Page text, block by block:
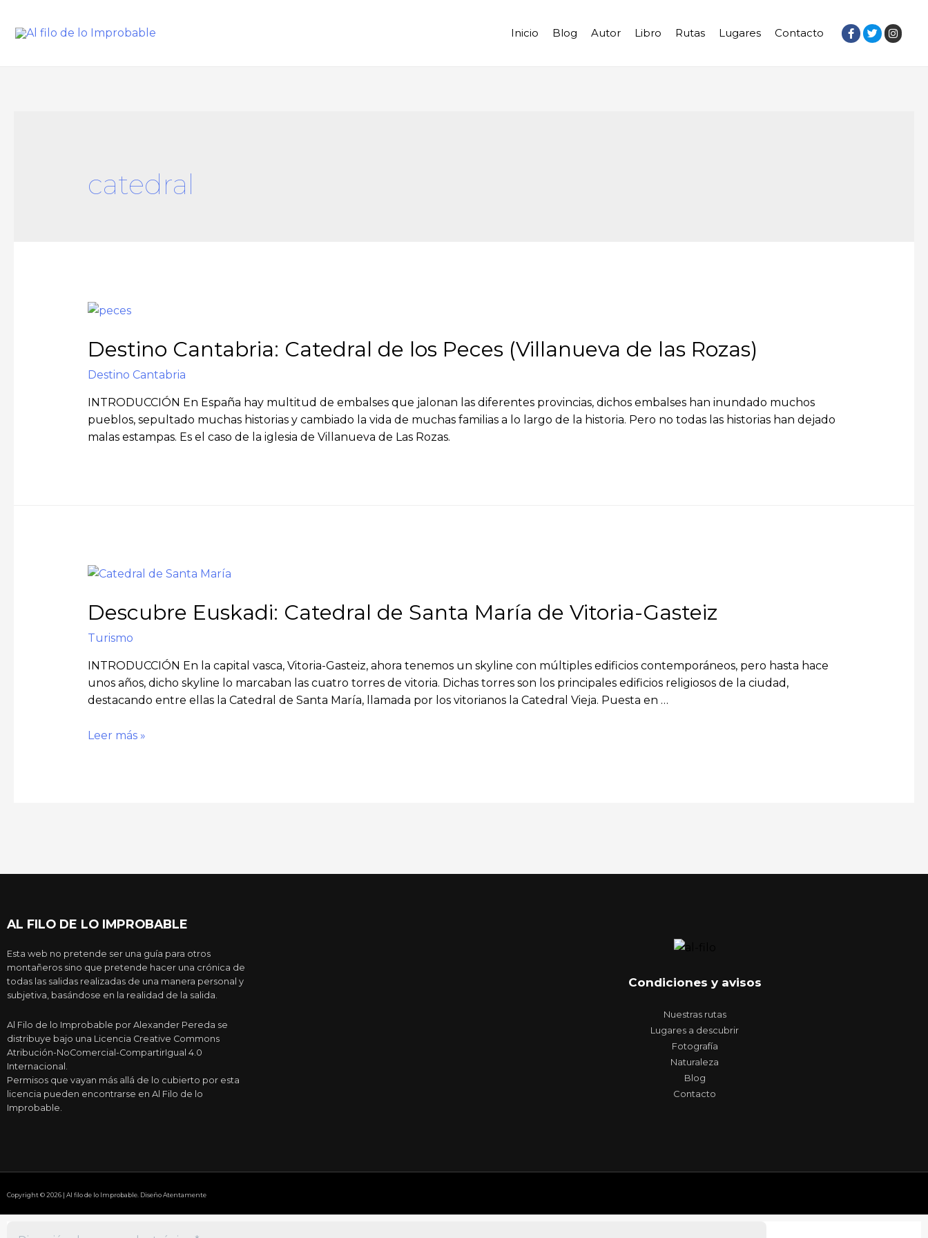
Inicio Blog Autor Libro Rutas Lugares Contacto
catedral
Destino Cantabria: Catedral de los Peces (Villanueva de las Rozas)
Destino Cantabria
INTRODUCCIÓN En España hay multitud de embalses que jalonan las diferentes provincias, dichos embalses han inundado muchos
pueblos, sepultado muchas historias y cambiado la vida de muchas familias a lo largo de la historia. Pero no todas las historias han dejado
malas estampas. Es el caso de la iglesia de Villanueva de Las Rozas.
Descubre Euskadi: Catedral de Santa María de Vitoria-Gasteiz
Turismo
INTRODUCCIÓN En la capital vasca, Vitoria-Gasteiz, ahora tenemos un skyline con múltiples edificios contemporáneos, pero hasta hace
unos años, dicho skyline lo marcaban las cuatro torres de vitoria. Dichas torres son los principales edificios religiosos de la ciudad,
destacando entre ellas la Catedral de Santa María, llamada por los vitorianos la Catedral Vieja. Puesta en …
Leer más »
AL FILO DE LO IMPROBABLE
Esta web no pretende ser una guía para otros
montañeros sino que pretende hacer una crónica de
todas las salidas realizadas de una manera personal y
subjetiva, basándose en la realidad de la salida.
Al Filo de lo Improbable por Alexander Pereda se
distribuye bajo una Licencia Creative Commons
Atribución-NoComercial-CompartirIgual 4.0
Internacional.
Permisos que vayan más allá de lo cubierto por esta
licencia pueden encontrarse en Al Filo de lo
Improbable.
Condiciones y avisos
Nuestras rutas
Lugares a descubrir
Fotografía
Naturaleza
Blog
Contacto
Copyright © 2026 | Al filo de lo Improbable. Diseño Atentamente